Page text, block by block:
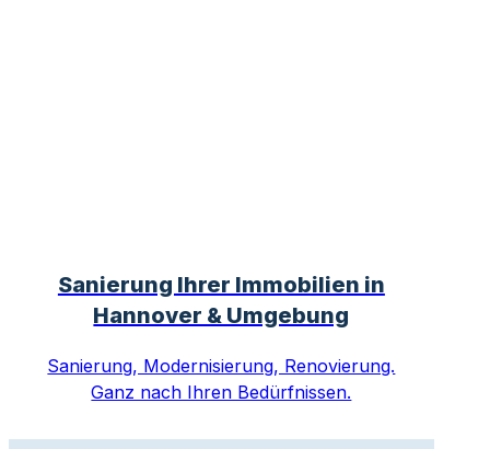
Sanierung Ihrer Immobilien in
Hannover & Umgebung
Sanierung, Modernisierung, Renovierung.
Ganz nach Ihren Bedürfnissen.